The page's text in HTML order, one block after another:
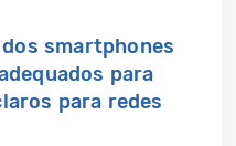
smartphones
para
para redes